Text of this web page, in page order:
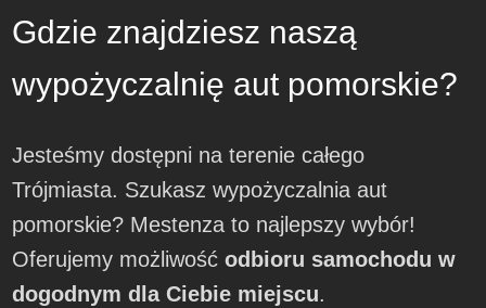
Gdzie znajdziesz naszą
wypożyczalnię aut pomorskie?
Jesteśmy dostępni na terenie całego
Trójmiasta. Szukasz wypożyczalnia aut
pomorskie? Mestenza to najlepszy wybór!
Oferujemy możliwośćodbioru samochodu w
dogodnym dla Ciebie miejscu.